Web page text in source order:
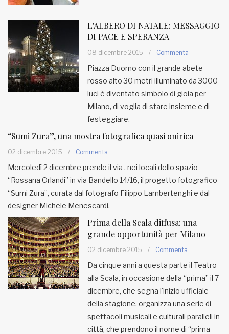
L'ALBERO DI NATALE: MESSAGGIO
DI PACE E SPERANZA
08 dicembre 2015 / Commenta
Piazza Duomo con il grande abete
rosso alto 30 metri illuminato da 3000
luci è diventato simbolo di gioia per
Milano, di voglia di stare insieme e di
festeggiare.
“Sumi Zura”, una mostra fotografica quasi onirica
02 dicembre 2015 / Commenta
Mercoledì 2 dicembre prende il via , nei locali dello spazio
“Rossana Orlandi” in via Bandello 14/16, il progetto fotografico
“Sumi Zura”, curata dal fotografo Filippo Lambertenghi e dal
designer Michele Menescardi.
Prima della Scala diffusa: una
grande opportunità per Milano
02 dicembre 2015 / Commenta
Da cinque anni a questa parte il Teatro
alla Scala, in occasione della “prima” il 7
dicembre, che segna l'inizio ufficiale
della stagione, organizza una serie di
spettacoli musicali e culturali paralleli in
città, che prendono il nome di “prima